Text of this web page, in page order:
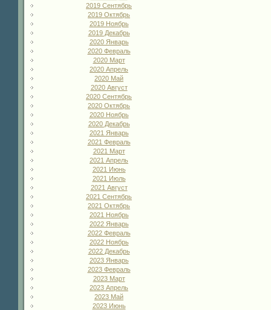
2019 Сентябрь
2019 Октябрь
2019 Ноябрь
2019 Декабрь
2020 Январь
2020 Февраль
2020 Март
2020 Апрель
2020 Май
2020 Август
2020 Сентябрь
2020 Октябрь
2020 Ноябрь
2020 Декабрь
2021 Январь
2021 Февраль
2021 Март
2021 Апрель
2021 Июнь
2021 Июль
2021 Август
2021 Сентябрь
2021 Октябрь
2021 Ноябрь
2022 Январь
2022 Февраль
2022 Ноябрь
2022 Декабрь
2023 Январь
2023 Февраль
2023 Март
2023 Апрель
2023 Май
2023 Июнь